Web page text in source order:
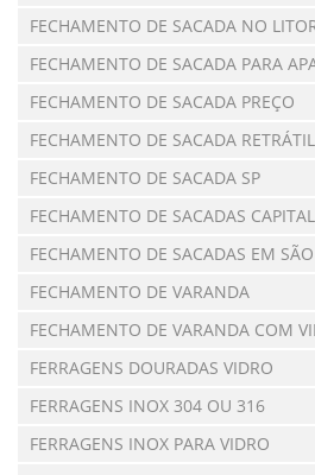
FECHAMENTO DE SACADA NO
FECHAMENTO DE SACADA PARA
FECHAMENTO DE SACADA PREÇO
FECHAMENTO DE SACADA RETRÁTIL
FECHAMENTO DE SACADA SP
FECHAMENTO DE SACADAS
FECHAMENTO DE SACADAS EM
FECHAMENTO DE VARANDA
FECHAMENTO DE VARANDA COM
FERRAGENS DOURADAS VIDRO
FERRAGENS INOX 304 OU 316
FERRAGENS INOX PARA VIDRO